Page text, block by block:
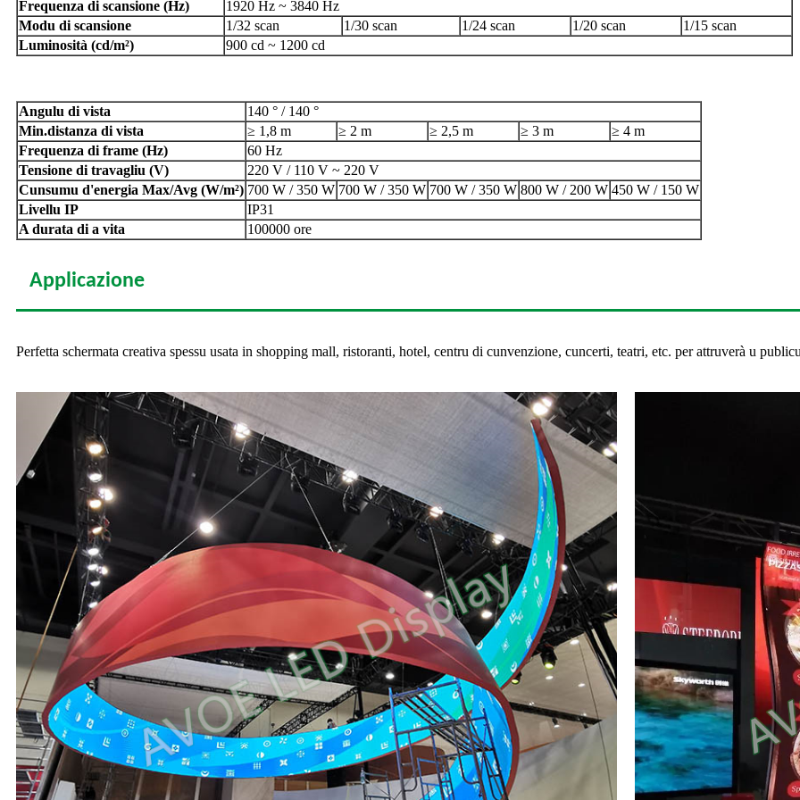
Frequenza di scansione (Hz)
1920 Hz ~ 3840 Hz
Modu di scansione
1/32 scan 1/30 scan 1/24 scan 1/20 scan
1/15 scan
Luminosità (cd/m²)
900 cd ~ 1200 cd
Angulu di vista
140 ° / 140 °
Min.distanza di vista
≥ 1,8 m ≥ 2 m ≥ 2,5 m ≥ 3 m
≥ 4 m
Frequenza di frame (Hz)
60 Hz
Tensione di travagliu (V)
220 V / 110 V ~ 220 V
Cunsumu d'energia Max/Avg (W/m²) 700 W / 350 W 700 W / 350 W 700 W / 350 W 800 W / 200 W 450 W / 150 W
Livellu IP
IP31
A durata di a vita
100000 ore
Applicazione
Perfetta schermata creativa spessu usata in shopping mall, ristoranti, hotel, centru di cunvenzione, cuncerti, teatri, etc. per attruverà u